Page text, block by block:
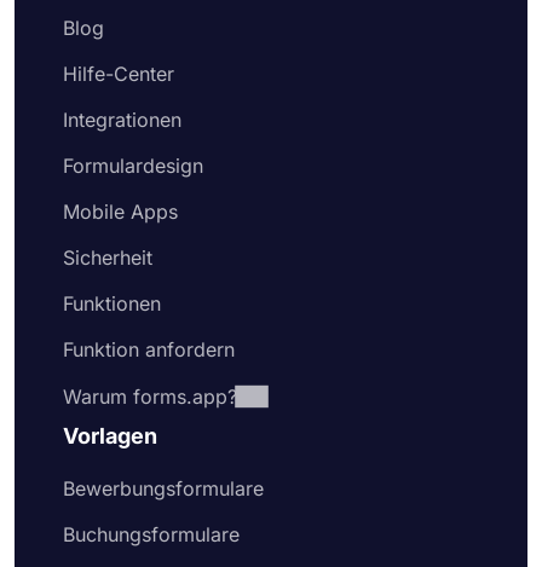
Blog
Hilfe-Center
Integrationen
Formulardesign
Mobile Apps
Sicherheit
Funktionen
Funktion anfordern
Warum forms.app?
Vorlagen
Bewerbungsformulare
Buchungsformulare